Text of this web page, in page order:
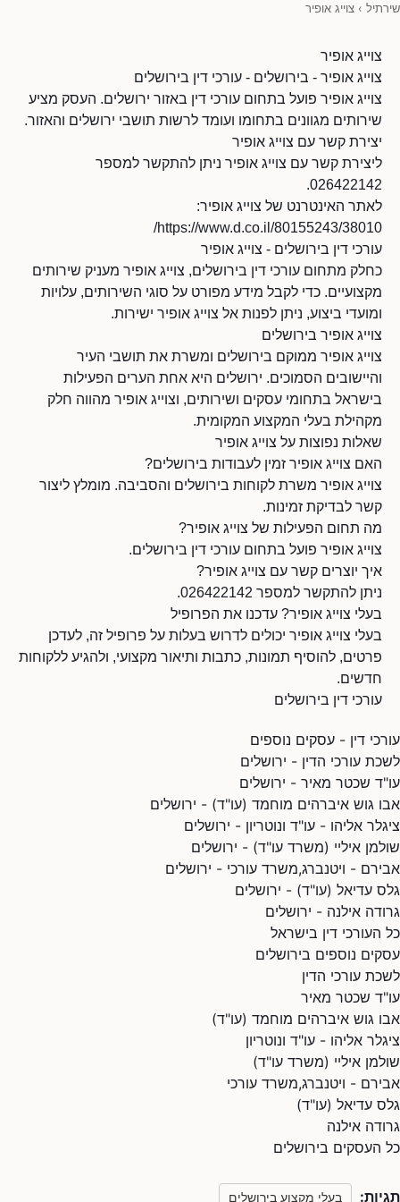
שירתיל › צוייג אופיר
צוייג אופיר
צוייג אופיר - בירושלים - עורכי דין בירושלים
צוייג אופיר פועל בתחום עורכי דין באזור ירושלים. העסק מציע
שירותים מגוונים בתחומו ועומד לרשות תושבי ירושלים והאזור.
יצירת קשר עם צוייג אופיר
ליצירת קשר עם צוייג אופיר ניתן להתקשר למספר
026422142.
לאתר האינטרנט של צוייג אופיר:
https://www.d.co.il/80155243/38010/
עורכי דין בירושלים - צוייג אופיר
כחלק מתחום עורכי דין בירושלים, צוייג אופיר מעניק שירותים
מקצועיים. כדי לקבל מידע מפורט על סוגי השירותים, עלויות
ומועדי ביצוע, ניתן לפנות אל צוייג אופיר ישירות.
צוייג אופיר בירושלים
צוייג אופיר ממוקם בירושלים ומשרת את תושבי העיר
והיישובים הסמוכים. ירושלים היא אחת הערים הפעילות
בישראל בתחומי עסקים ושירותים, וצוייג אופיר מהווה חלק
מקהילת בעלי המקצוע המקומית.
שאלות נפוצות על צוייג אופיר
האם צוייג אופיר זמין לעבודות בירושלים?
צוייג אופיר משרת לקוחות בירושלים והסביבה. מומלץ ליצור
קשר לבדיקת זמינות.
מה תחום הפעילות של צוייג אופיר?
צוייג אופיר פועל בתחום עורכי דין בירושלים.
איך יוצרים קשר עם צוייג אופיר?
ניתן להתקשר למספר 026422142.
בעלי צוייג אופיר? עדכנו את הפרופיל
בעלי צוייג אופיר יכולים לדרוש בעלות על פרופיל זה, לעדכן
פרטים, להוסיף תמונות, כתבות ותיאור מקצועי, ולהגיע ללקוחות
חדשים.
עורכי דין בירושלים
עורכי דין - עסקים נוספים
לשכת עורכי הדין - ירושלים
עו"ד שכטר מאיר - ירושלים
אבו גוש איברהים מוחמד (עו"ד) - ירושלים
ציגלר אליהו - עו"ד ונוטריון - ירושלים
שולמן איליי (משרד עו"ד) - ירושלים
אבירם - ויטנברג,משרד עורכי - ירושלים
גלס עדיאל (עו"ד) - ירושלים
גרודה אילנה - ירושלים
כל העורכי דין בישראל
עסקים נוספים בירושלים
לשכת עורכי הדין
עו"ד שכטר מאיר
אבו גוש איברהים מוחמד (עו"ד)
ציגלר אליהו - עו"ד ונוטריון
שולמן איליי (משרד עו"ד)
אבירם - ויטנברג,משרד עורכי
גלס עדיאל (עו"ד)
גרודה אילנה
כל העסקים בירושלים
תגיות: בעלי מקצוע בירושלים